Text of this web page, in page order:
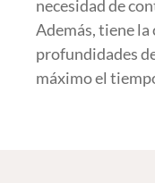
necesidad de
Además, tiene la
profundidades
máximo el